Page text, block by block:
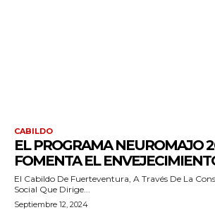
CABILDO
EL PROGRAMA NEUROMAJO
FOMENTA EL
El Cabildo De Fuerteventura, A Través De La
Social Que Dirige...
Septiembre 12, 2024